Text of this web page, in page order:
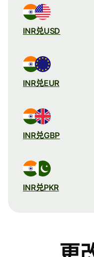
INR兑USD
INR兑EUR
INR兑GBP
INR兑PKR